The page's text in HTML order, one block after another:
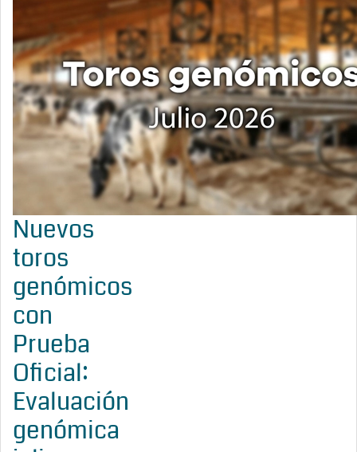
Nuevos
toros
genómicos
con
Prueba
Oficial:
Evaluación
genómica